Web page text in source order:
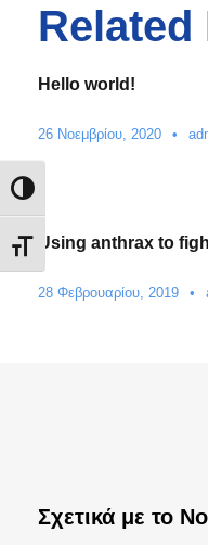
Εναλλαγή Υψηλής
Εναλλαγή Μεγέθους
Related
Hello world!
26 Νοεμβρίου, 2020 •
Using anthrax to
28 Φεβρουαρίου, 2019 •
Σχετικά με το